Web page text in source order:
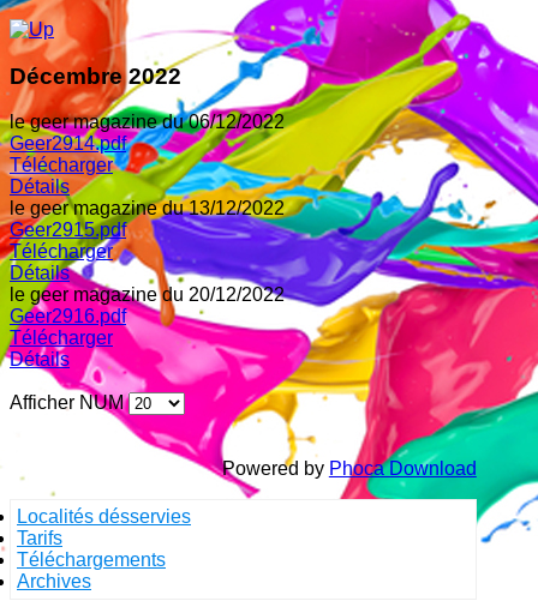
Décembre 2022
le geer magazine du 06/12/2022
Geer2914.pdf
Télécharger
Détails
le geer magazine du 13/12/2022
Geer2915.pdf
Télécharger
Détails
le geer magazine du 20/12/2022
Geer2916.pdf
Télécharger
Détails
Afficher NUM
Powered by Phoca Download
Localités désservies
Tarifs
Téléchargements
Archives